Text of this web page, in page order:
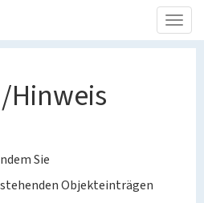
Sie
Objekteinträgen